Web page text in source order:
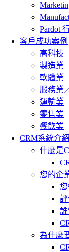
Pardot
客戶成功案例
高科技
製造業
軟體業
服務業
運輸業
零售業
餐飲業
CRM系統介紹
什麼是
您的企
為什麼